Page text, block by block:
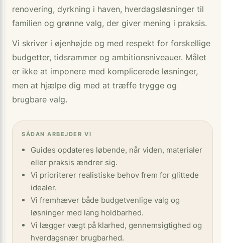
renovering, dyrkning i haven, hverdagsløsninger til
familien og grønne valg, der giver mening i praksis.
Vi skriver i øjenhøjde og med respekt for forskellige
budgetter, tidsrammer og ambitionsniveauer. Målet
er ikke at imponere med komplicerede løsninger,
men at hjælpe dig med at træffe trygge og
brugbare valg.
SÅDAN ARBEJDER VI
Guides opdateres løbende, når viden, materialer
eller praksis ændrer sig.
Vi prioriterer realistiske behov frem for glittede
idealer.
Vi fremhæver både budgetvenlige valg og
løsninger med lang holdbarhed.
Vi lægger vægt på klarhed, gennemsigtighed og
hverdagsnær brugbarhed.